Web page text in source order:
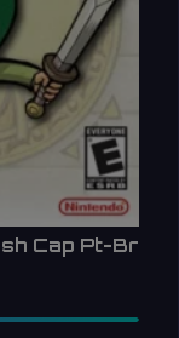
Cap Pt-Br